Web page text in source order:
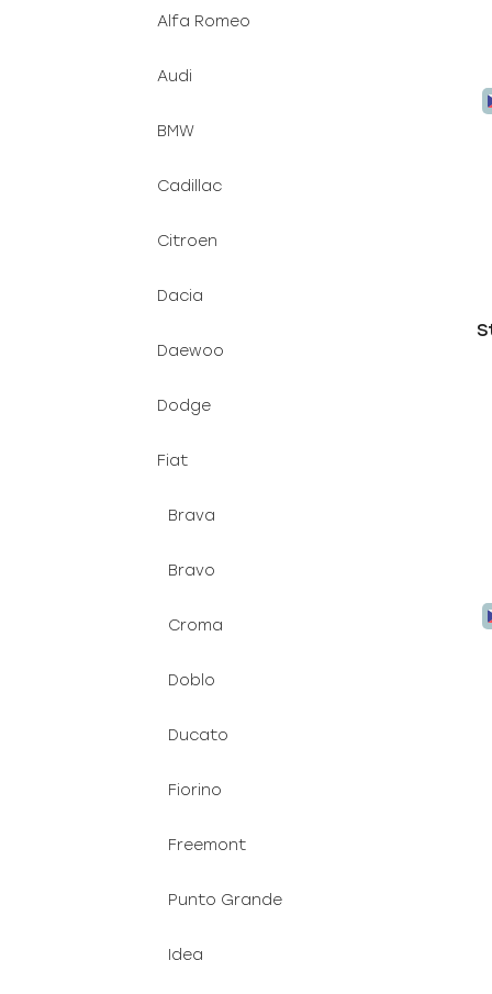
Alfa Romeo
Audi
BMW
Cadillac
Citroen
Dacia
Daewoo
Dodge
Fiat
Brava
Bravo
Croma
Doblo
Ducato
Fiorino
Freemont
Punto Grande
Idea